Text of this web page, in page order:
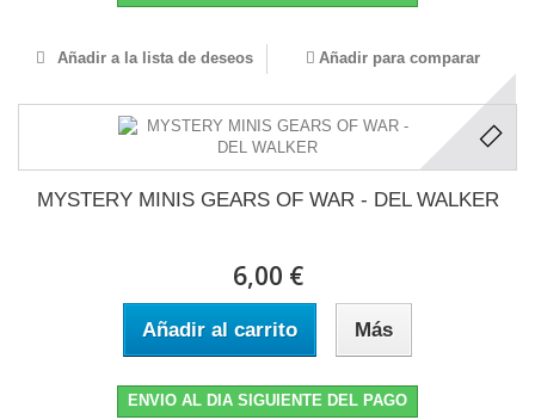
Añadir a la lista de deseos Añadir para comparar
MYSTERY MINIS GEARS OF WAR - DEL WALKER
6,00 €
Añadir al carrito Más
ENVIO AL DIA SIGUIENTE DEL PAGO